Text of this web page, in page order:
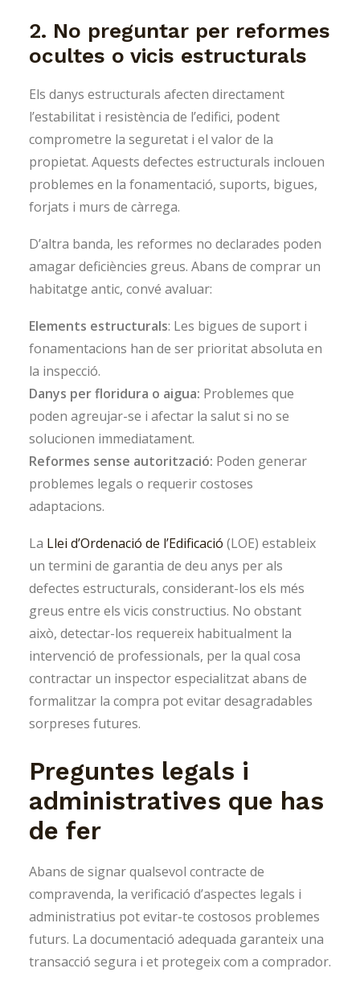
2. No preguntar per reformes
ocultes o vicis estructurals
Els danys estructurals afecten directament
l’estabilitat i resistència de l’edifici, podent
comprometre la seguretat i el valor de la
propietat. Aquests defectes estructurals inclouen
problemes en la fonamentació, suports, bigues,
forjats i murs de càrrega.
D’altra banda, les reformes no declarades poden
amagar deficiències greus. Abans de comprar un
habitatge antic, convé avaluar:
Elements estructurals: Les bigues de suport i
fonamentacions han de ser prioritat absoluta en
la inspecció.
Danys per floridura o aigua: Problemes que
poden agreujar-se i afectar la salut si no se
solucionen immediatament.
Reformes sense autorització: Poden generar
problemes legals o requerir costoses
adaptacions.
La Llei d’Ordenació de l’Edificació (LOE) estableix
un termini de garantia de deu anys per als
defectes estructurals, considerant-los els més
greus entre els vicis constructius. No obstant
això, detectar-los requereix habitualment la
intervenció de professionals, per la qual cosa
contractar un inspector especialitzat abans de
formalitzar la compra pot evitar desagradables
sorpreses futures.
Preguntes legals i
administratives que has
de fer
Abans de signar qualsevol contracte de
compravenda, la verificació d’aspectes legals i
administratius pot evitar-te costosos problemes
futurs. La documentació adequada garanteix una
transacció segura i et protegeix com a comprador.